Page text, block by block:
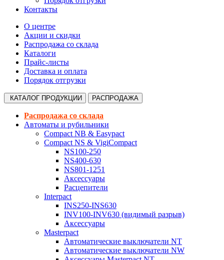
Контакты
О центре
Акции и скидки
Распродажа со склада
Каталоги
Прайс-листы
Доставка и оплата
Порядок отгрузки
КАТАЛОГ ПРОДУКЦИИ РАСПРОДАЖА
Распродажа со склада
Автоматы и рубильники
Compact NB & Easypact
Compact NS & VigiCompact
NS100-250
NS400-630
NS801-1251
Аксессуары
Расцепители
Interpact
INS250-INS630
INV100-INV630 (видимый разрыв)
Аксессуары
Masterpact
Автоматические выключатели NT
Автоматические выключатели NW